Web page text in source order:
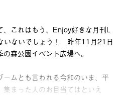
、これはもう、Enjoy好きな月刊L
いないでしょう！ 昨年11月21日
森公園イベント広場へ。
ームとも言われる令和のいま、平
まった人のお目当てはといえ